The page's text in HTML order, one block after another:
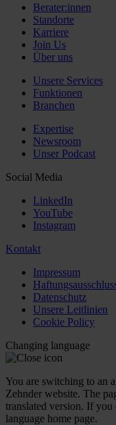
Berater:innen
Standorte
Karriere
Join Us
Über uns
Unsere Services
Funktionen
Branchen
Expertise
Newsroom
Unser Podcast
Social Media
LinkedIn
YouTube
Instagram
Kontakt
Impressum
Datenschutz
Unsere Leitlinien
Cookie Policy
Changing language
You are switching to an
Zehnder website. The
translated version. If
language home page.